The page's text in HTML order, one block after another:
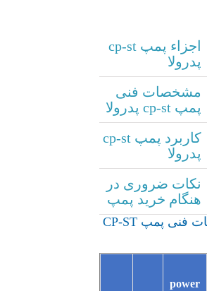
اجزاء پمپ cp-st
پدرولا
مشخصات فنی
پمپ cp-st پدرولا
کاربرد پمپ cp-st
پدرولا
نکات ضروری در
هنگام خرید پمپ
مشخصات فنی پمپ CP-ST
power